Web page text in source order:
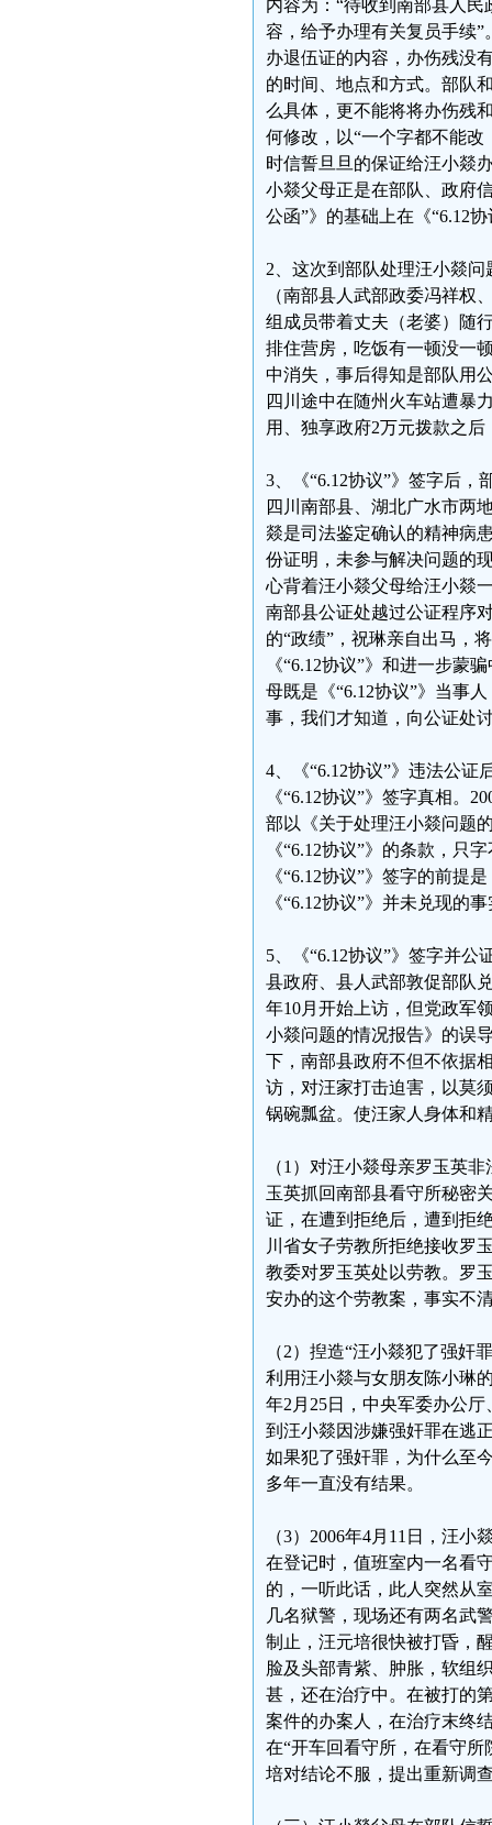
内容为：“待收到南部县人
容，给予办理有关复员手续”
办退伍证的内容，办伤残没
的时间、地点和方式。部队
么具体，更不能将将办伤残
何修改，以“一个字都不能
时信誓旦旦的保证给汪小燚
小燚父母正是在部队、政府
公函”》的基础上在《“6.12
2、这次到部队处理汪小燚
（南部县人武部政委冯祥权
组成员带着丈夫（老婆）随
排住营房，吃饭有一顿没一
中消失，事后得知是部队用
四川途中在随州火车站遭暴
用、独享政府2万元拨款之
3、《“6.12协议”》签字后，
四川南部县、湖北广水市两
燚是司法鉴定确认的精神病
份证明，未参与解决问题的
心背着汪小燚父母给汪小燚
南部县公证处越过公证程序
的“政绩”，祝琳亲自出马，
《“6.12协议”》和进一步蒙
母既是《“6.12协议”》当事
事，我们才知道，向公证处
4、《“6.12协议”》违法公
《“6.12协议”》签字真相。
部以《关于处理汪小燚问题
《“6.12协议”》的条款，只
《“6.12协议”》签字的前提
《“6.12协议”》并未兑现的
5、《“6.12协议”》签字并
县政府、县人武部敦促部队
年10月开始上访，但党政军
小燚问题的情况报告》的误
下，南部县政府不但不依据
访，对汪家打击迫害，以莫
锅碗瓢盆。使汪家人身体和
（1）对汪小燚母亲罗玉英
玉英抓回南部县看守所秘密
证，在遭到拒绝后，遭到拒
川省女子劳教所拒绝接收罗
教委对罗玉英处以劳教。罗
安办的这个劳教案，事实不
（2）揑造“汪小燚犯了强奸
利用汪小燚与女朋友陈小琳
年2月25日，中央军委办公
到汪小燚因涉嫌强奸罪在逃
如果犯了强奸罪，为什么至
多年一直没有结果。
（3）2006年4月11日，汪
在登记时，值班室内一名看
的，一听此话，此人突然从
几名狱警，现场还有两名武
制止，汪元培很快被打昏，
脸及头部青紫、肿胀，软组
甚，还在治疗中。在被打的
案件的办案人，在治疗末终
在“开车回看守所，在看守
培对结论不服，提出重新调